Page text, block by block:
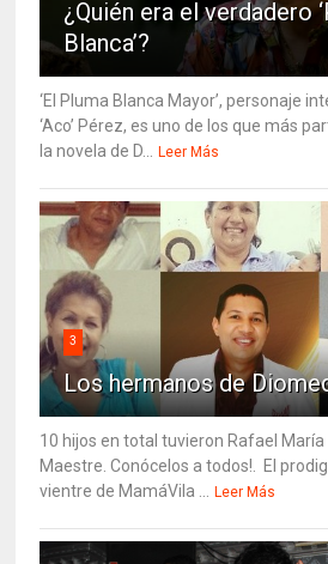
¿Quién era el verdadero
Blanca’?
‘El Pluma Blanca Mayor’, personaje
‘Aco’ Pérez, es uno de los que más
la novela de D... Leer Más
3
Los hermanos de
10 hijos en total tuvieron Rafael María
Maestre. Conócelos a todos!. El
vientre de MamáVila ... Leer Más